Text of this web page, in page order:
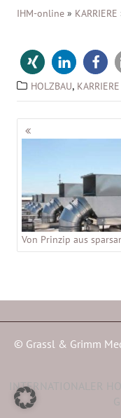
IHM-online » KARRIERE
HOLZBAU, KARRIERE
Von Prinzip aus
© Grassl & Grimm
INTERNATIONALER